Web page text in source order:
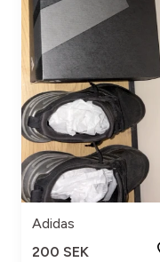
Adidas
200 SEK